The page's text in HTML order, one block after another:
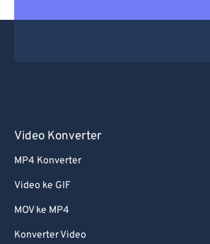
Video Konverter
MP4 Konverter
Video ke GIF
MOV ke MP4
Konverter Video